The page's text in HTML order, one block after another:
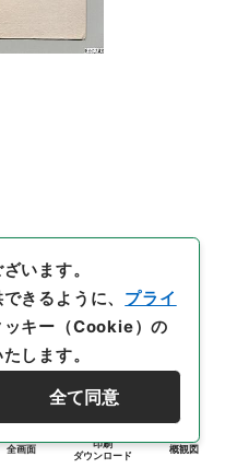
全画面
印刷
ダウンロード
概観図
います。
きるように、 プライ
ッキー（Cookie）の
します。
全て同意